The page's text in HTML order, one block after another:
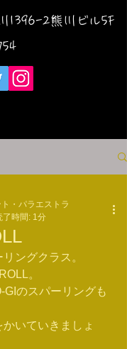
1396-2熊川ビル5F
・パラエストラ
了時間: 1分
ングクラス。
。
GIのスパーリングも
いていきましょ